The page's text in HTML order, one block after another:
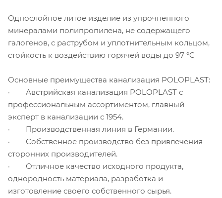
Однослойное литое изделие из упрочненного
минералами полипропилена, не содержащего
галогенов, с раструбом и уплотнительным кольцом,
стойкость к воздействию горячей воды до 97 °C
Основные преимущества канализация POLOPLAST:
· Австрийская канализация POLOPLAST с
профессиональным ассортиментом, главный
эксперт в канализации с 1954.
· Производственная линия в Германии.
· Собственное производство без привлечения
сторонних производителей.
· Отличное качество исходного продукта,
однородность материала, разработка и
изготовление своего собственного сырья.